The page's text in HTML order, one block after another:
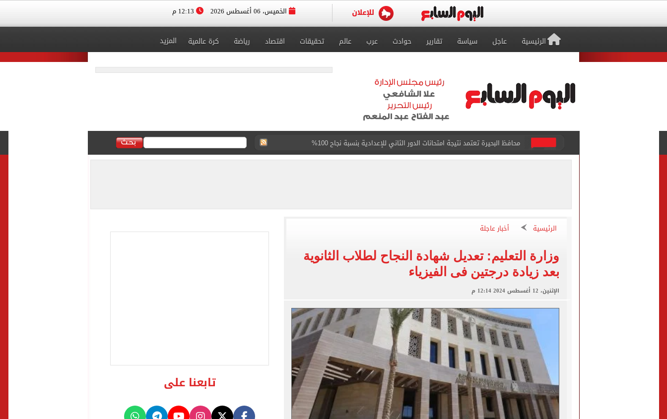
الخميس، 06 أغسطس 2026
الرئيسية عاجل سياسة تقارير حوادث عرب عالم تحقيقات اقتصاد رياضة كرة عالمية المزيد
محافظ البحيرة تعتمد نتيجة امتحانات الدور الثاني للإعدادية بنسبة نجاح 100%
أون سبورت تعلن إذاعة قرعة دورى أبطال أفريقيا والكونفدرالية اليوم
طرح السكر الحر اليوم بسعر 25 جنيهًا للكيلو
لاعبو الأهلى فى مطار القاهرة استعدادًا للسفر إلى إسبانيا لخوض المعسكر الخارجي
وزارة التعليم: عدد ساعات دراسية أكبر لمواد شهادة البكالوريا
قطع المياه عن 8 مناطق بحلوان السبت المقبل لمدة 3 ساعات
الرئيسية أخبار عاجلة
وزارة التعليم: تعديل شهادة النجاح لطلاب الثانوية
بعد زيادة درجتين فى الفيزياء
الإثنين، 12 أغسطس 2024 12:14 م
تابعنا على